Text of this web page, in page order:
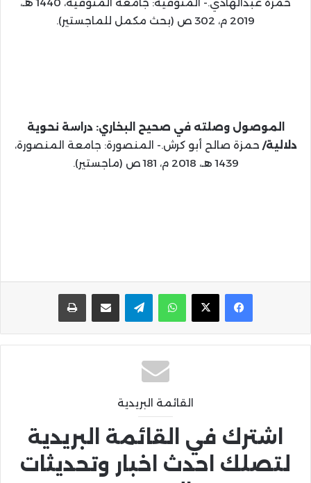
2019 م، 302 ص (بحث مكمل للماجستير).
الموصول وصلته في صحيح البخاري: دراسة نحوية
دلالية/ حمزة صالح أبو كرش.- المنصورة: جامعة المنصورة،
1439 هـ، 2018 م، 181 ص (ماجستير).
واتساب تيلقرام مشاركة عبر البريد
القائمة البريدية
اشترك في القائمة البريدية
لتصلك احدث اخبار وتحديثات